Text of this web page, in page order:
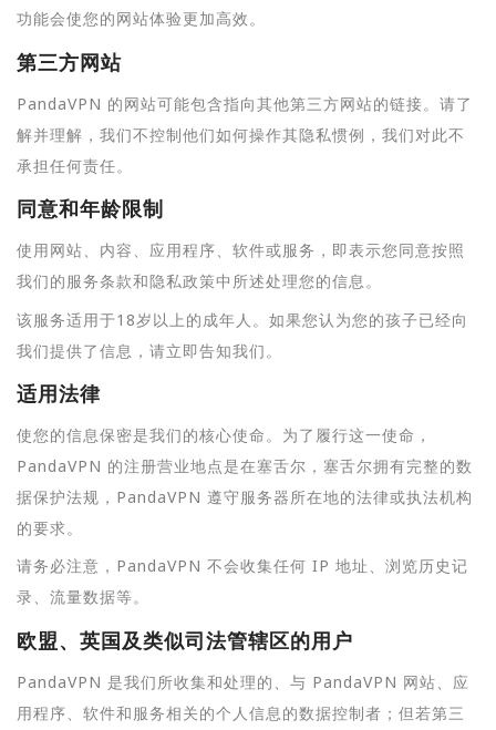
功能会使您的网站体验更加高效。
第三方网站
PandaVPN 的网站可能包含指向其他第三方网站的链接。请了
解并理解，我们不控制他们如何操作其隐私惯例，我们对此不
承担任何责任。
同意和年龄限制
使用网站、内容、应用程序、软件或服务，即表示您同意按照
我们的服务条款和隐私政策中所述处理您的信息。
该服务适用于18岁以上的成年人。如果您认为您的孩子已经向
我们提供了信息，请立即告知我们。
适用法律
使您的信息保密是我们的核心使命。为了履行这一使命，
PandaVPN 的注册营业地点是在塞舌尔，塞舌尔拥有完整的数
据保护法规，PandaVPN 遵守服务器所在地的法律或执法机构
的要求。
请务必注意，PandaVPN 不会收集任何 IP 地址、浏览历史记
录、流量数据等。
欧盟、英国及类似司法管辖区的用户
PandaVPN 是我们所收集和处理的、与 PandaVPN 网站、应
用程序、软件和服务相关的个人信息的数据控制者；但若第三